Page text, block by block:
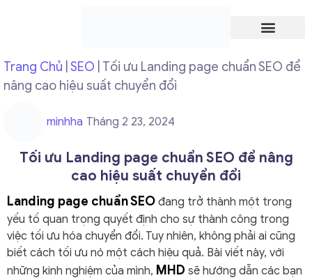
Trang Chủ SEO Tối ưu Landing page chuẩn SEO để
nâng cao hiệu suất chuyển đổi
minhha Tháng 2 23, 2024
Tối ưu Landing page chuẩn SEO để nâng
cao hiệu suất chuyển đổi
Landing page chuẩn SEO đang trở thành một trong
yếu tố quan trọng quyết định cho sự thành công trong
việc tối ưu hóa chuyển đổi. Tuy nhiên, không phải ai cũng
biết cách tối ưu nó một cách hiệu quả. Bài viết này, với
những kinh nghiệm của mình, MHD sẽ hướng dẫn các bạn